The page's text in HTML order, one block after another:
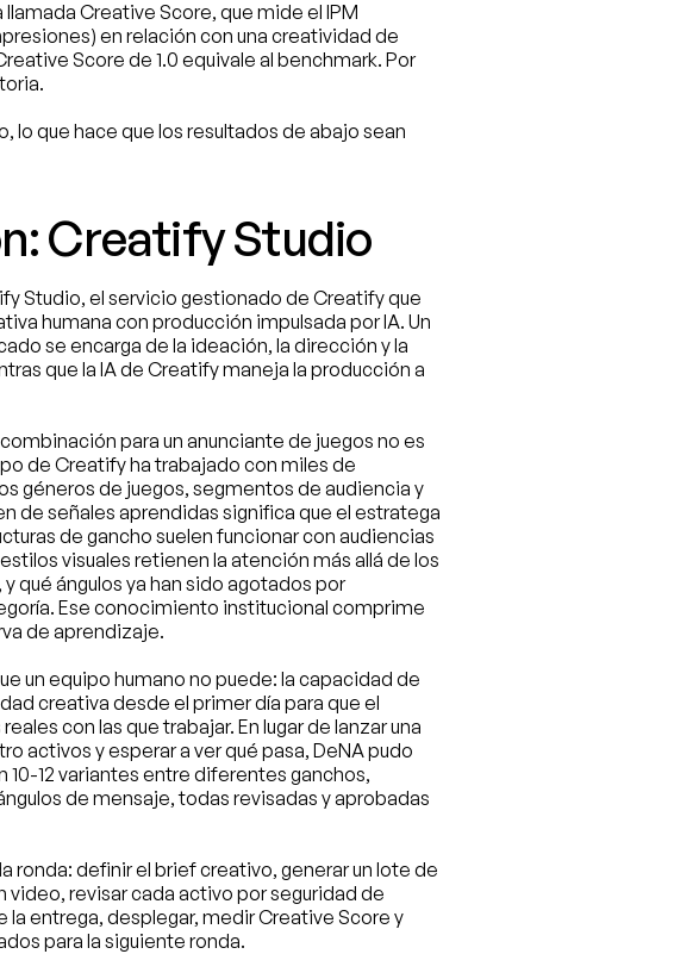
Creative Score, que mide el IPM
en relación con una creatividad de
Score de 1.0 equivale al benchmark. Por
lo que hace que los resultados de abajo sean
Creatify Studio
Studio, el servicio gestionado de Creatify que
humana con producción impulsada por IA. Un
se encarga de la ideación, la dirección y la
que la IA de Creatify maneja la producción a
para un anunciante de juegos no es
de Creatify ha trabajado con miles de
géneros de juegos, segmentos de audiencia y
de señales aprendidas significa que el estratega
de gancho suelen funcionar con audiencias
visuales retienen la atención más allá de los
qué ángulos ya han sido agotados por
Ese conocimiento institucional comprime
de aprendizaje.
un equipo humano no puede: la capacidad de
creativa desde el primer día para que el
con las que trabajar. En lugar de lanzar una
activos y esperar a ver qué pasa, DeNA pudo
10-12 variantes entre diferentes ganchos,
de mensaje, todas revisadas y aprobadas
ronda: definir el brief creativo, generar un lote de
video, revisar cada activo por seguridad de
la entrega, desplegar, medir Creative Score y
para la siguiente ronda.